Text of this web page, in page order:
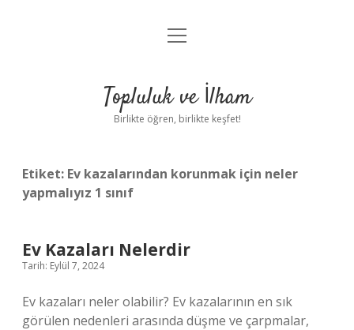
Anasayfa
Yasal Uyarı
menüyü
Topluluk ve İlham
Birlikte öğren, birlikte keşfet!
Etiket: Ev kazalarından korunmak için neler
yapmalıyız 1 sınıf
Ev Kazaları Nelerdir
Tarih: Eylül 7, 2024
Ev kazaları neler olabilir? Ev kazalarının en sık
görülen nedenleri arasında düşme ve çarpmalar,